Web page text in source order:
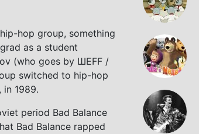
hop group, something
as a student
(who goes by ШЕFF /
switched to hip-hop
1989.
period Bad Balance
Bad Balance rapped